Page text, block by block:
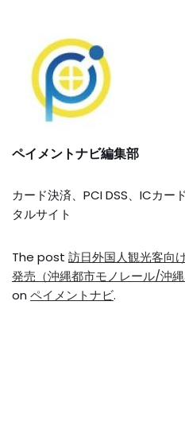
ペイメントナビ編集部
カード決済、PCI DSS、ICカー
タルサイト
The post 訪日外国人観光客向
発売（沖縄都市モノレール/沖縄
on ペイメントナビ.